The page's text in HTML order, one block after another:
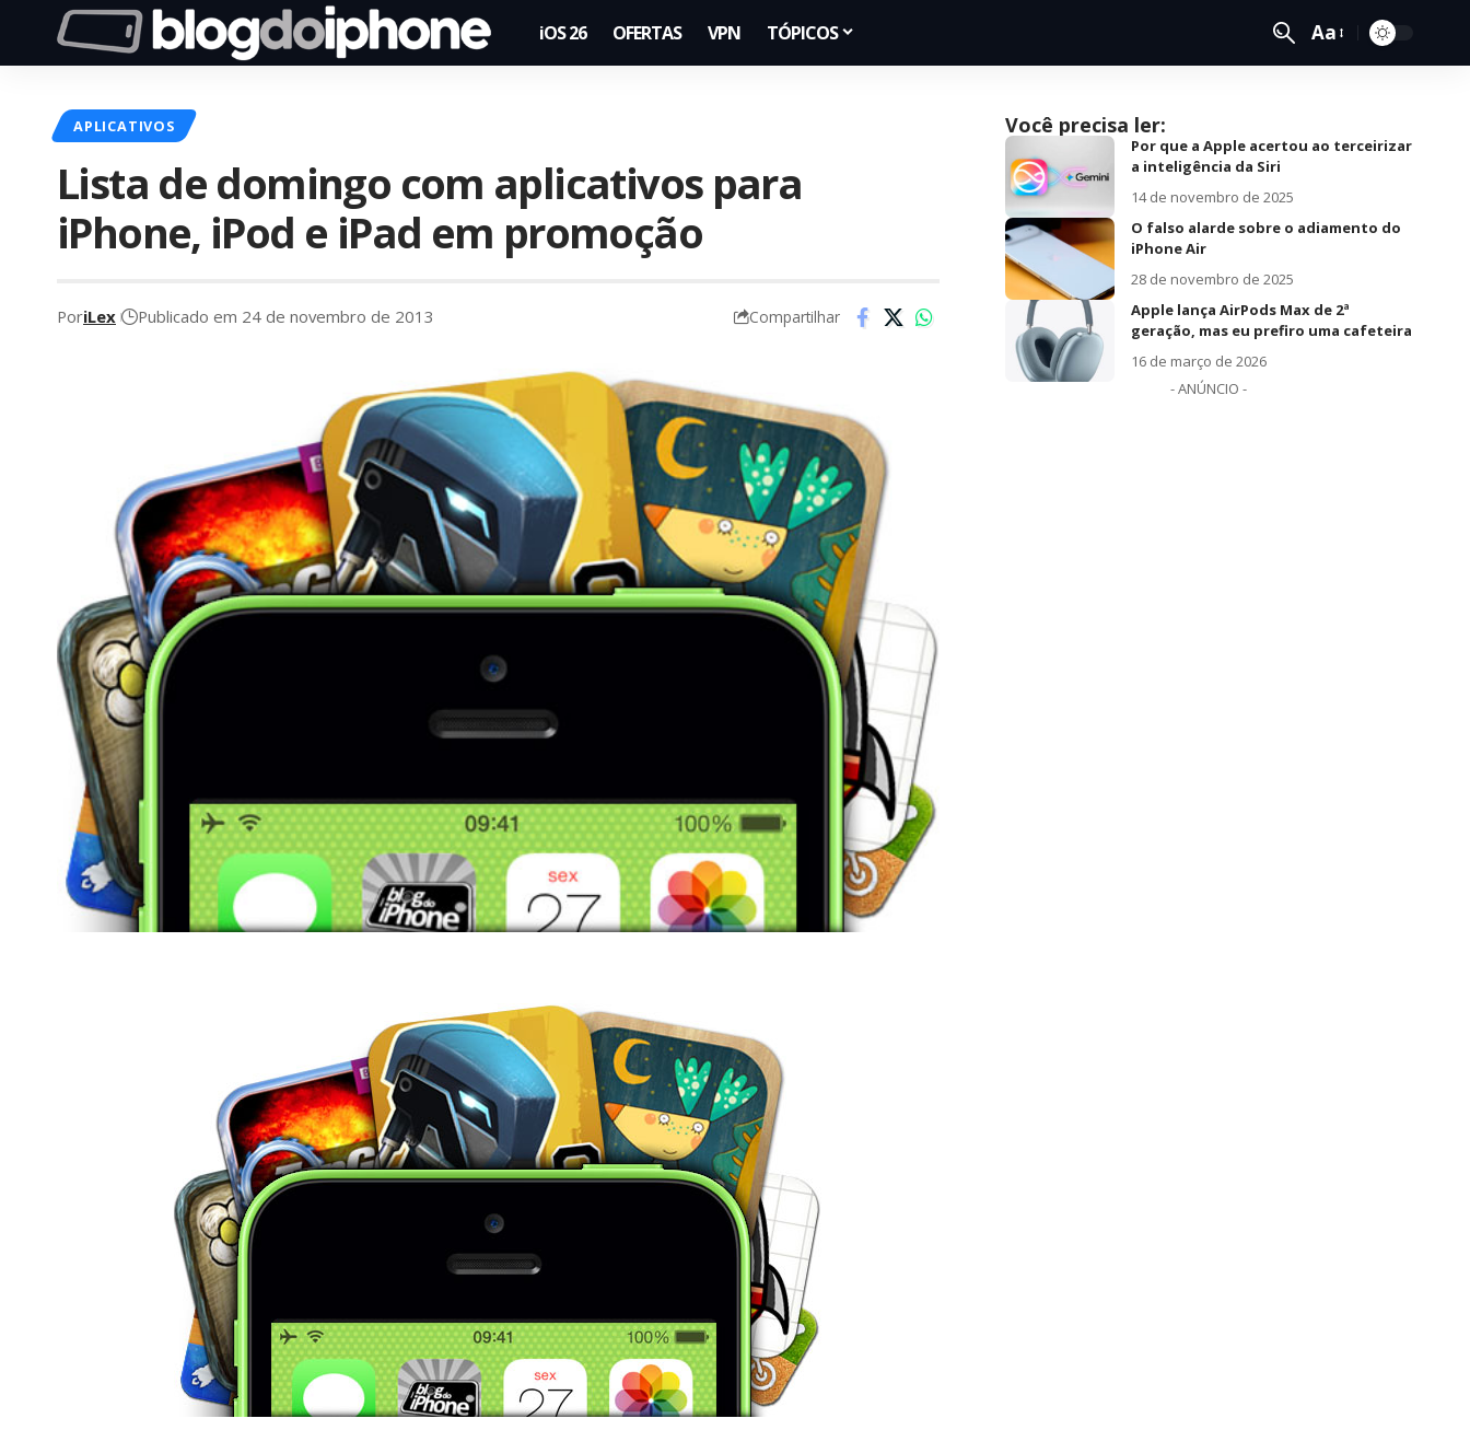
iOS 26 OFERTAS VPN TÓPICOS Aa
APLICATIVOS
Lista de domingo com aplicativos para
iPhone, iPod e iPad em promoção
PoriLex Publicado em 24 de novembro de 2013 Compartilhar
Você precisa ler:
Por que a Apple acertou ao terceirizar
a inteligência da Siri
14 de novembro de 2025
O falso alarde sobre o adiamento do
iPhone Air
28 de novembro de 2025
Apple lança AirPods Max de 2ª
geração, mas eu prefiro uma cafeteira
16 de março de 2026
- ANÚNCIO -